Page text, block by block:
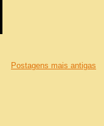
Postagens mais antigas